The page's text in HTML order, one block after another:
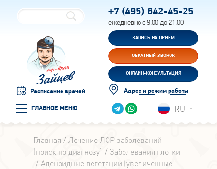
Расписание врачей
ГЛАВНОЕ МЕНЮ
+7 (495) 642-45-25
ежедневно с 9:00 до 21:00
ЗАПИСЬ НА ПРИЕМ
ОБРАТНЫЙ ЗВОНОК
ОНЛАЙН-КОНСУЛЬТАЦИЯ
Адрес и режим работы
RU
Главная
Лечение ЛОР заболеваний
(поиск по диагнозу)
Заболевания глотки
Аденоидные вегетации (увеличенные